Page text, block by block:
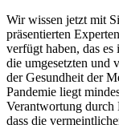
Wir wissen jetzt mit
präsentierten
verfügt haben, das
die umgesetzten und
der Gesundheit der
Pandemie liegt
Verantwortung
dass die